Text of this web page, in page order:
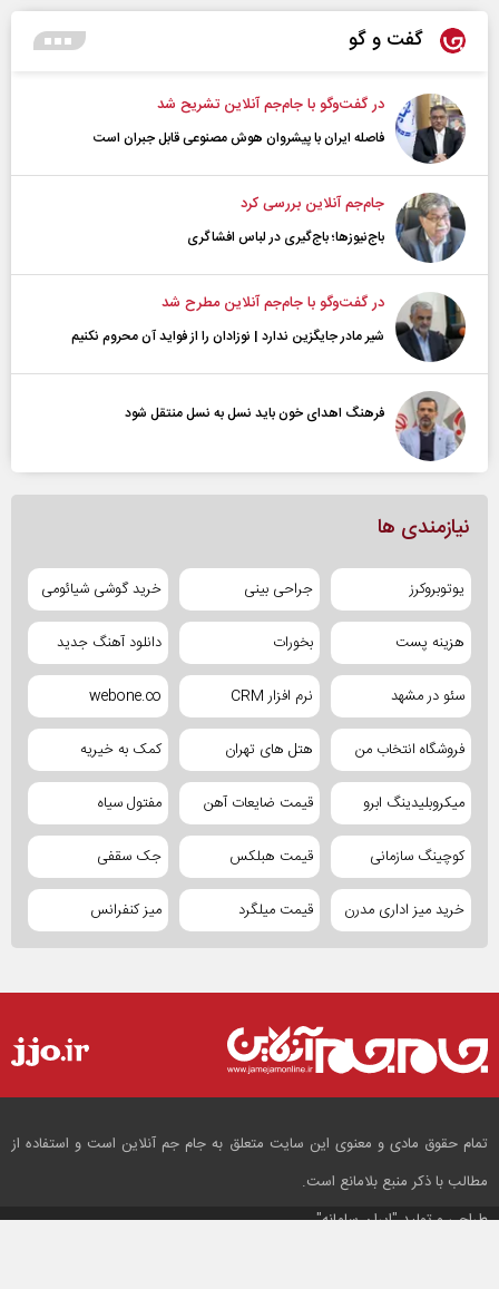
گفت و گو
در گفت‌و‌گو با جام‌جم آنلاین تشریح شد
فاصله ایران با پیشرو‌ان هوش مصنوعی قابل جبران است
جام‌جم آنلاین بررسی کرد
باج‌نیوزها؛ باج‌گیری در لباس افشاگری
در گفت‌و‌گو با جام‌جم آنلاین مطرح شد
شیر مادر جایگزین ندارد | نوزادان را از فواید آن محروم نکنیم
فرهنگ اهدای خون باید نسل به نسل منتقل شود
نیازمندی ها
یوتوبروکرز جراحی بینی خرید گوشی شیائومی
هزینه پست بخورات دانلود آهنگ جدید
سئو در مشهد نرم افزار CRM webone.co
فروشگاه انتخاب من هتل های تهران کمک به خیریه
میکروبلیدینگ ابرو قیمت ضایعات آهن مفتول سیاه
کوچینگ سازمانی قیمت هبلکس جک سقفی
خرید میز اداری مدرن قیمت میلگرد میز کنفرانس
تمام حقوق مادی و معنوی این سایت متعلق به جام جم آنلاین است و استفاده از
مطالب با ذکر منبع بلامانع است.
طراحی و تولید"ایران سامانه"